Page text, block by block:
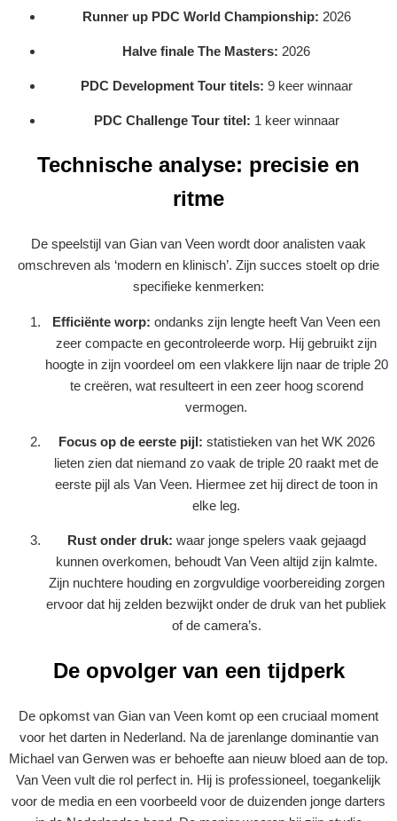
Runner up PDC World Championship: 2026
Halve finale The Masters: 2026
PDC Development Tour titels: 9 keer winnaar
PDC Challenge Tour titel: 1 keer winnaar
Technische analyse: precisie en
ritme
De speelstijl van Gian van Veen wordt door analisten vaak
omschreven als ‘modern en klinisch’. Zijn succes stoelt op drie
specifieke kenmerken:
Efficiënte worp: ondanks zijn lengte heeft Van Veen een
zeer compacte en gecontroleerde worp. Hij gebruikt zijn
hoogte in zijn voordeel om een vlakkere lijn naar de triple 20
te creëren, wat resulteert in een zeer hoog scorend
vermogen.
Focus op de eerste pijl: statistieken van het WK 2026
lieten zien dat niemand zo vaak de triple 20 raakt met de
eerste pijl als Van Veen. Hiermee zet hij direct de toon in
elke leg.
Rust onder druk: waar jonge spelers vaak gejaagd
kunnen overkomen, behoudt Van Veen altijd zijn kalmte.
Zijn nuchtere houding en zorgvuldige voorbereiding zorgen
ervoor dat hij zelden bezwijkt onder de druk van het publiek
of de camera’s.
De opvolger van een tijdperk
De opkomst van Gian van Veen komt op een cruciaal moment
voor het darten in Nederland. Na de jarenlange dominantie van
Michael van Gerwen was er behoefte aan nieuw bloed aan de top.
Van Veen vult die rol perfect in. Hij is professioneel, toegankelijk
voor de media en een voorbeeld voor de duizenden jonge darters